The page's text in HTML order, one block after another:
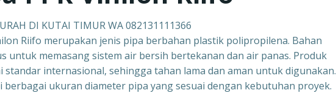
DI KUTAI TIMUR WA 082131111366
Riifo merupakan jenis pipa berbahan plastik polipropilena. Bahan
untuk memasang sistem air bersih bertekanan dan air panas. Produk
standar internasional, sehingga tahan lama dan aman untuk digunakan.
berbagai ukuran diameter pipa yang sesuai dengan kebutuhan proyek.